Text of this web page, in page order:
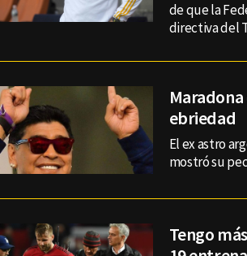
de que la
directiva del
ebriedad
El ex astro
mostró su
Tengo